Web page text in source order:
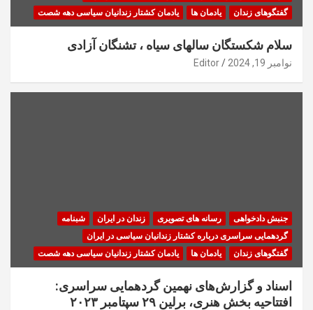
گفتگوهای زندان
یادمان ها یادمان کشتار زندانیان سیاسی دهه شصت
سلام شکستگان سالهای سیاه ، تشنگان آزادی
نوامبر 19, 2024 Editor
جنبش دادخواهی رسانه های تصویری زندان در ایران
شبنامه
گردهمایی سراسری درباره کشتار زندانیان سیاسی در ایران
گفتگوهای زندان
یادمان ها یادمان کشتار زندانیان سیاسی دهه شصت
اسناد و گزارش‌های نهمین گردهمایی سراسری:
افتتاحیه بخش هنری، برلین ۲۹ سپتامبر ۲۰۲۳